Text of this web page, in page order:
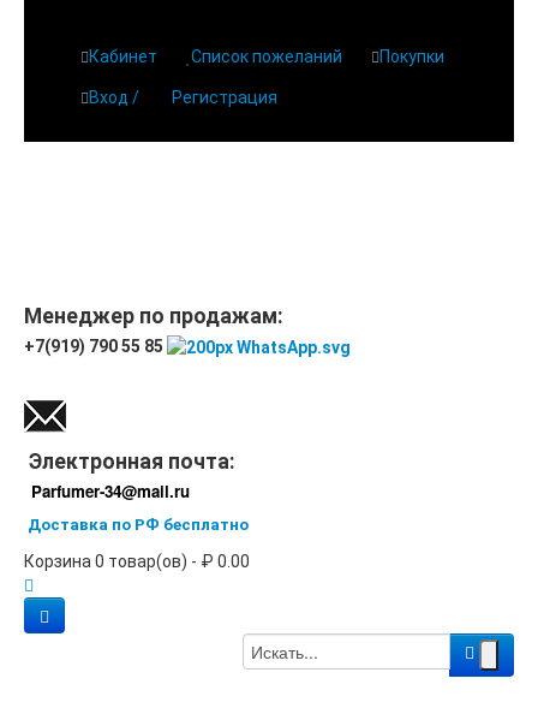
Кабинет Список пожеланий Покупки
Вход / Регистрация
Менеджер по продажам:
+7(919) 790 55 85
Электронная почта:
Parfumer-34@mail.ru
Доставка по РФ бесплатно
Корзина 0 товар(ов) - ₽ 0.00
Парфюмерия
Новинки
Отзывы
Доставка
Контакты